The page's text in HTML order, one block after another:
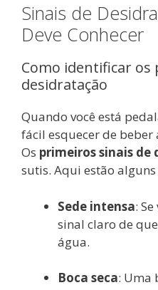
Sinais de
Deve Conhecer
Como identificar os
desidratação
Quando você está
fácil esquecer de
Os primeiros sinais de
sutis. Aqui estão
Sede intensa:
sinal claro de
água.
Boca seca: Uma